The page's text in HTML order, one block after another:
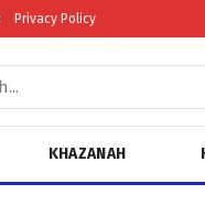
Privacy Policy
KHAZANAH